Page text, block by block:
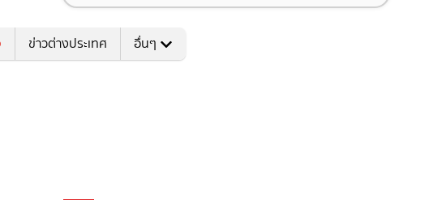
ข่าวต่างประเทศ อื่นๆ